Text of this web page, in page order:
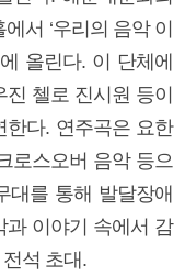
서 ‘우리의 음악 이
올린다. 이 단체에
첼로 진시원 등이
한다. 연주곡은 요한
로스오버 음악 등으
대를 통해 발달장애
과 이야기 속에서 감
석 초대.